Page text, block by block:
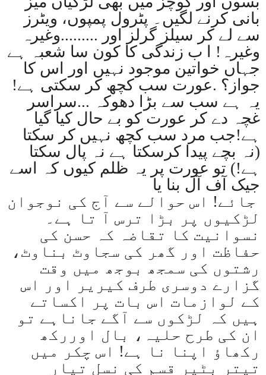
بانی کرنے لگیں۔ پٹرول پمپوں، ویٹرز
سے لے کر سیلز گرلز اور .........وغیرہ
وغیرہ! ا ب زندگی کا کون سا شعبہ ہے
جہاں خواتین موجود نہیں اور اس کا
جواز؟ .عورت سب کچھ کر سکتی ہے!
یہ ہے سب سے بڑا دھوکہ ...سراسر
غچہ دے کر عورت کو بے حال کیا گیا
ہے!جب مرد سب کچھ نہیں کر سکتا
(نہ بچے پیدا کرسکتا ہے نہ پال سکتا
ہے!) تو عورت پر یہ ظلم کیوں کہ اسے
جیک آف آل بنا یا
جائے! اس حوالے سے آج کی نوجوان
لڑکیوں پر بڑا ترس آ تا ہے۔
نسوانیت کا تقاضہ کہ حسن کی
حفاظت اور گھر کی سجاوٹ بناوٹ،
رشتوں کی سمجھ بوجھ میں وقت
گزارے دوسری طرف کیریر اور اس
کے لوازمات اس بات پر اکساتے
ہیں کہ لڑکوں سے آگے جاناہے تو
ان کی طرح حلیہ، بال اوررکھ
رکھاؤ اپنا نا ہے! اس چکر میں
تیتر بٹیر قسم کی نسل تیار